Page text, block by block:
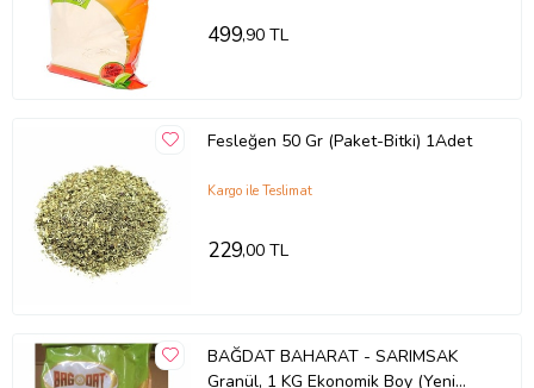
499,90 TL
Fesleğen 50 Gr (Paket-Bitki) 1Adet
Kargo ile Teslimat
229,00 TL
BAĞDAT BAHARAT - SARIMSAK
Granül, 1 KG Ekonomik Boy (Yeni